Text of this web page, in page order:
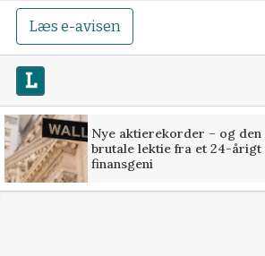
Læs e-avisen
Nye aktierekorder – og den
brutale lektie fra et 24-årigt
finansgeni